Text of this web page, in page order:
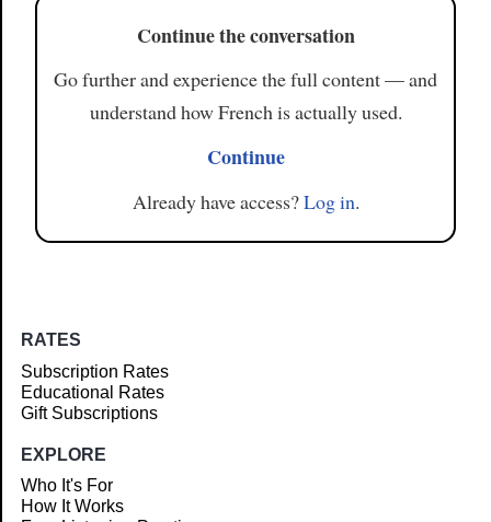
Continue the conversation
Go further and experience the full content — and
understand how French is actually used.
Continue
Already have access?Log in.
RATES
Subscription Rates
Educational Rates
Gift Subscriptions
EXPLORE
Who It's For
How It Works